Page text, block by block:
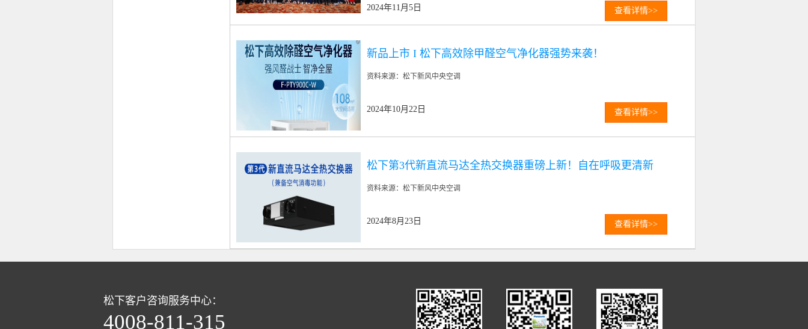
2024年11月5日 查看详情>>
新品上市 I 松下高效除甲醛空气净化器强势来袭！
资料来源：松下新风中央空调
2024年10月22日 查看详情>>
松下第3代新直流马达全热交换器重磅上新！自在呼吸更清新
资料来源：松下新风中央空调
2024年8月23日 查看详情>>
松下客户咨询服务中心：
4008-811-315